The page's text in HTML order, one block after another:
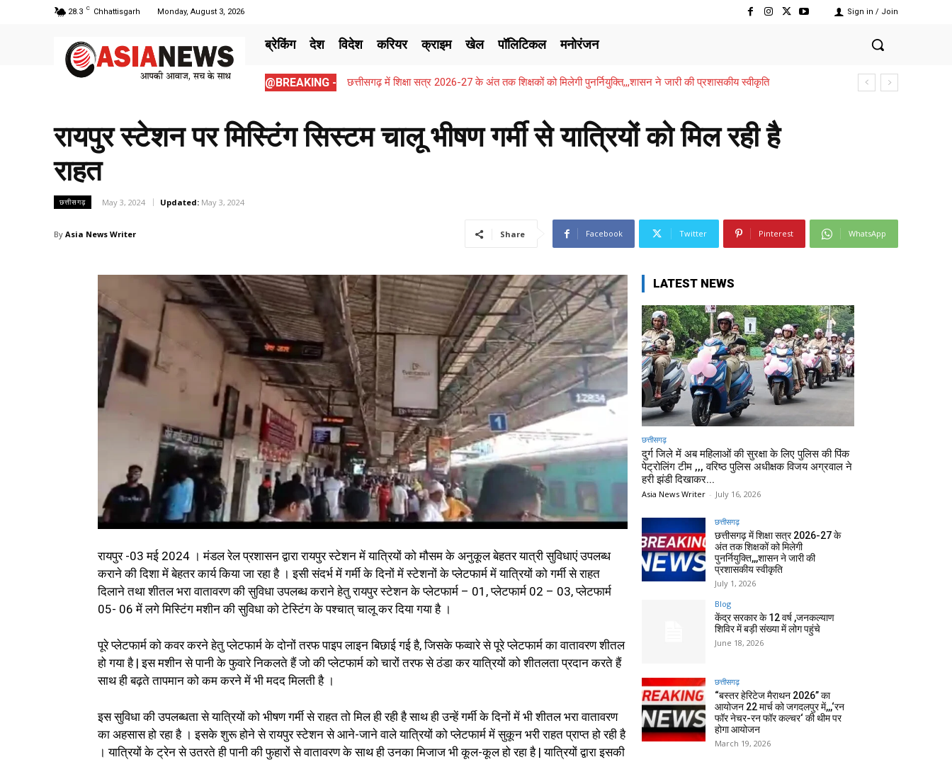
28.3 C Chhattisgarh Monday, August 3, 2026 Sign in / Join
ब्रेकिंग देश विदेश करियर क्राइम खेल पॉलिटिकल मनोरंजन
@BREAKING - छत्तीसगढ़ में शिक्षा सत्र 2026-27 के अंत तक शिक्षकों को मिलेगी पुनर्नियुक्ति,,,शासन ने जारी की प्रशासकीय स्वीकृति
रायपुर स्टेशन पर मिस्टिंग सिस्टम चालू भीषण गर्मी से यात्रियों को मिल रही है
राहत
छत्तीसगढ़ May 3, 2024 Updated: May 3, 2024
By Asia News Writer Share Facebook Twitter Pinterest WhatsApp
रायपुर -03 मई 2024 । मंडल रेल प्रशासन द्वारा रायपुर स्टेशन में यात्रियों को मौसम के अनुकूल बेहतर यात्री सुविधाएं उपलब्ध
कराने की दिशा में बेहतर कार्य किया जा रहा है । इसी संदर्भ में गर्मी के दिनों में स्टेशनों के प्लेटफार्म में यात्रियों को गर्मी से राहत
दिलाने तथा शीतल भरा वातावरण की सुविधा उपलब्ध कराने हेतु रायपुर स्टेशन के प्लेटफार्म – 01, प्लेटफार्म 02 – 03, प्लेटफार्म
05- 06 में लगे मिस्टिंग मशीन की सुविधा को टेस्टिंग के पश्चात् चालू कर दिया गया है ।
पूरे प्लेटफार्म को कवर करने हेतु प्लेटफार्म के दोनों तरफ पाइप लाइन बिछाई गई है, जिसके फव्वारे से पूरे प्लेटफार्म का वातावरण शीतल
हो गया है | इस मशीन से पानी के फुवारे निकलते हैं जो की प्लेटफार्म को चारों तरफ से ठंडा कर यात्रियों को शीतलता प्रदान करते हैं
साथ ही बढ़ते तापमान को कम करने में भी मदद मिलती है ।
इस सुविधा की उपलब्धता से यात्रियों को भीषण गर्मी से राहत तो मिल ही रही है साथ ही उन्हें गर्मी के दिनों में भी शीतल भरा वातावरण
का अहसास हो रहा है । इसके शुरू होने से रायपुर स्टेशन से आने-जाने वाले यात्रियों को प्लेटफार्म में सुकून भरी राहत प्राप्त हो रही है
। यात्रियों के ट्रेन से उतरते ही पानी की फुहारों से वातावरण के साथ ही उनका मिजाज भी कूल-कूल हो रहा है | यात्रियों द्वारा इसकी
LATEST NEWS
छत्तीसगढ़
दुर्ग जिले में अब महिलाओं की सुरक्षा के लिए पुलिस की पिंक
पेट्रोलिंग टीम ,,, वरिष्ठ पुलिस अधीक्षक विजय अग्रवाल ने
हरी झंडी दिखाकर...
Asia News Writer - July 16, 2026
छत्तीसगढ़
छत्तीसगढ़ में शिक्षा सत्र 2026-27 के
अंत तक शिक्षकों को मिलेगी
पुनर्नियुक्ति,,,शासन ने जारी की
प्रशासकीय स्वीकृति
July 1, 2026
Blog
केंद्र सरकार के 12 वर्ष ,जनकल्याण
शिविर में बड़ी संख्या में लोग पहुंचे
June 18, 2026
छत्तीसगढ़
“बस्तर हेरिटेज मैराथन 2026” का
आयोजन 22 मार्च को जगदलपुर में,,,‘रन
फॉर नेचर-रन फॉर कल्चर‘ की थीम पर
होगा आयोजन
March 19, 2026